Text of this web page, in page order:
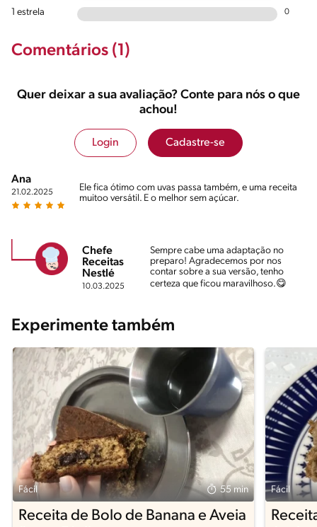
1 estrela 0
Comentários (1)
Quer deixar a sua avaliação? Conte para nós o que
achou!
Login Cadastre-se
Ana
21.02.2025
Ele fica ótimo com uvas passa também, e uma receita
muitoo versátil. E o melhor sem açúcar.
Chefe
Receitas
Nestlé
10.03.2025
Sempre cabe uma adaptação no
preparo! Agradecemos por nos
contar sobre a sua versão, tenho
certeza que ficou maravilhoso.😋
Experimente também
Fácil 55 min
Receita de Bolo de Banana e Aveia
Fácil